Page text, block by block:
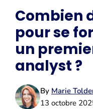
Combien
pour se
un
analyst ?
By Marie
13 octobre